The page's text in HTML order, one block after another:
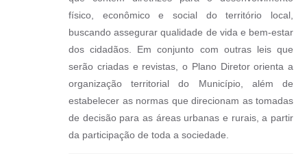
Carta de Serviços
Emissão de Contracheque
físico, econômico e social do território local,
buscando assegurar qualidade de vida e bem-estar
dos cidadãos. Em conjunto com outras leis que
serão criadas e revistas, o Plano Diretor orienta a
organização territorial do Município, além de
estabelecer as normas que direcionam as tomadas
de decisão para as áreas urbanas e rurais, a partir
da participação de toda a sociedade.